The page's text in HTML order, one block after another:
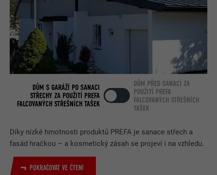
Díky nízké hmotnosti produktů PREFA je sanace střech a
fasád hračkou – a kosmetický zásah se projeví i na vzhledu.
POKRAČOVAT VE ČTENÍ
DŮM S GARÁŽÍ PO SANACI
STŘECHY ZA POUŽITÍ PREFA
FALCOVANÝCH STŘEŠNÍCH TAŠEK
DŮM PŘED SANACÍ ZA
POUŽITÍ PREFA
FALCOVANÝCH STŘEŠNÍCH
TAŠEK